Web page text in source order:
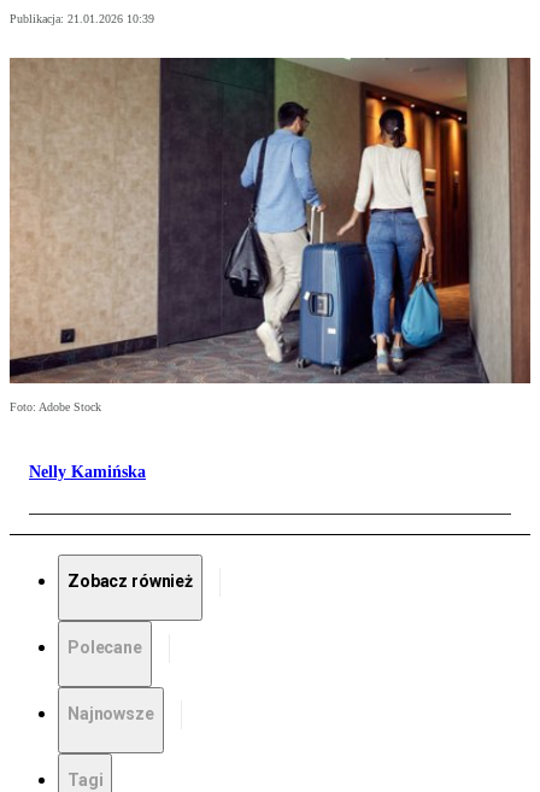
Publikacja: 21.01.2026 10:39
Foto: Adobe Stock
Nelly Kamińska
Zobacz również
Polecane
Najnowsze
Tagi